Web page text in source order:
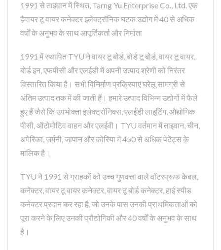
1991 से ताइवान में स्थित, Tarng Yu Enterprise Co., Ltd. एक
हैवायर टू वायर कनेक्टर इलेक्ट्रॉनिक घटक उद्योग में 40 से अधिक
वर्षों के अनुभव के साथ आपूर्तिकर्ता और निर्माता
1991 में स्थापित TYU ने वायर टू बोर्ड, बोर्ड टू बोर्ड, वायर टू वायर,
बोर्ड इन, एफपीसी और एलईडी में अपनी उत्पाद श्रेणी को निरंतर
विस्तारित किया है। सभी विनिर्माण प्रक्रियाएं घरेलू सामग्री से
अंतिम उत्पाद तक में की जाती हैं। हमारे उत्पाद विभिन्न उद्योगों में फैले
हुए हैं जैसे कि उपभोक्ता इलेक्ट्रॉनिक्स, एलईडी लाइटिंग, औद्योगिक
पीसी, ऑटोमोटिव वाहन और एलईवी। TYU वर्तमान में ताइवान, चीन,
अमेरिका, जर्मनी, जापान और कोरिया में 450 से अधिक पेटेंट्स के
मालिक है।
TYU ने 1991 से ग्राहकों को उच्च गुणवत्ता वाले वॉटरप्रूफ केबल,
कनेक्टर, वायर टू वायर कनेक्टर, वायर टू बोर्ड कनेक्टर, हाई स्पीड
कनेक्टर प्रदान कर रहा है, जो उनके पास उनकी प्राथमिकताओं को
पूरा करने के लिए उनकी प्रौद्योगिकी और 40 वर्षों के अनुभव के साथ
है।